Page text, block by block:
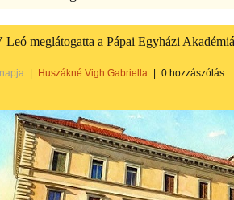
Leó meglátogatta a Pápai Egyházi
Huszákné Vigh Gabriella 0 hozzászólás